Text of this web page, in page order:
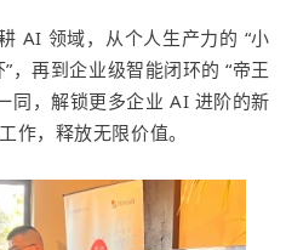
AI 领域，从个人生产力的 “小
，再到企业级智能闭环的 “帝王
同，解锁更多企业 AI 进阶的新
作，释放无限价值。